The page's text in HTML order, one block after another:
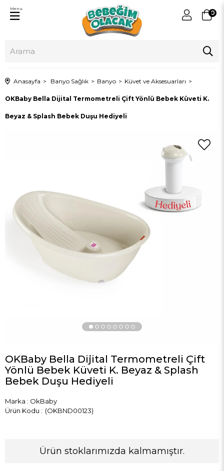
0
Menu
Anasayfa Banyo Sağlık Banyo Küvet ve Aksesuarları
OKBaby Bella Dijital Termometreli Çift Yönlü Bebek Küveti K.
Beyaz & Splash Bebek Duşu Hediyeli
OKBaby Bella Dijital Termometreli Çift
Yönlü Bebek Küveti K. Beyaz & Splash
Bebek Duşu Hediyeli
Marka : OkBaby
(OKBND00123)
Ürün stoklarımızda kalmamıştır.